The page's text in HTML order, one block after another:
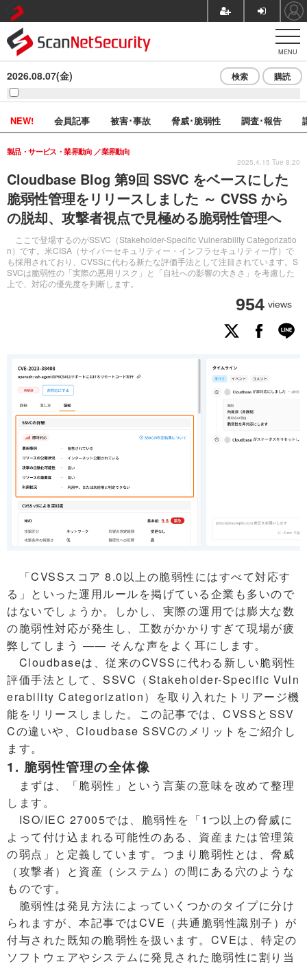
MENU
2026.08.07(金) 検索 購読
NEW! 会員記事 被害･事故 脅威･脆弱性 調査･報告
Cloudbase Blog 第9回 SSVC をベースにした
脆弱性管理をリリースしました ～ CVSS から
の脱却、攻撃者視点で見極める脆弱性管理へ
ここで登場するのがSSVC（Stakeholder-Specific Vulnerability Categorizatio
n）です。米CISA（サイバーセキュリティー・インフラセキュリティー庁）で
も採用されており、CVSSに代わる新たな評価手法として注目されています。S
SVCは脆弱性の「実際の悪用リスク」と「自社への影響の大きさ」を考慮した
上で、対応の優先度を判断します。
製品・サービス・業界動向 業界動向
954 views
2025.4.15 Tue 8:20
「CVSSスコア 8.0以上の脆弱性にはすべて対応す
る」といった運用ルールを掲げている企業も多いので
はないでしょうか。しかし、実際の運用では膨大な数
の脆弱性対応が発生し、工数がかかりすぎて現場が疲
弊してしまう —— そんな声をよく耳にします。
Cloudbaseは、従来のCVSSに代わる新しい脆弱性
評価手法として、SSVC（Stakeholder-Specific Vuln
erability Categorization）を取り入れたトリアージ機
能をリリースしました。この記事では、CVSSとSSV
Cの違いや、Cloudbase SSVCのメリットをご紹介し
ます。
1. 脆弱性管理の全体像
まずは、「脆弱性」という言葉の意味を改めて整理
します。
ISO/IEC 27005では、脆弱性を「1つ以上の脅威に
よって付け込まれる可能性のある、資産または管理策
の弱点」と定義しています。つまり脆弱性とは、脅威
（攻撃者）と資産（システム）の間にある穴のような
ものです。
脆弱性は発見方法によっていくつかのタイプに分け
られますが、本記事ではCVE（共通脆弱性識別子）が
付与された既知の脆弱性を扱います。CVEは、特定の
ソフトウェアやシステムに発見された脆弱性に割り当